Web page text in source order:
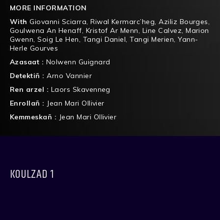
MORE INFORMATION
With Giovanni Sciarra,Riwal Kermarc’heg,Aziliz Bourges,
Goulwena An Henaff, Kristof Ar Menn, Line Calvez,Marion
Gwenn,Soig Le Hen, Tangi Daniel,Tangi Merien,Yann-
Herle Gourves
Azasaat : Nolwenn Guignard
Detektiñ :Arno Vannier
Ren arzel : Laors Skavenneg
Enrollañ : Jean Mari Ollivier
Kemmeskañ : Jean Mari Ollivier
KOULZAD 1